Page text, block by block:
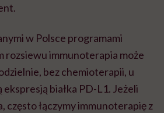
w Polsce programami
rozsiewu immunoterapia może
bez chemioterapii, u
białka PD-L1. Jeżeli
często łączymy immunoterapię z